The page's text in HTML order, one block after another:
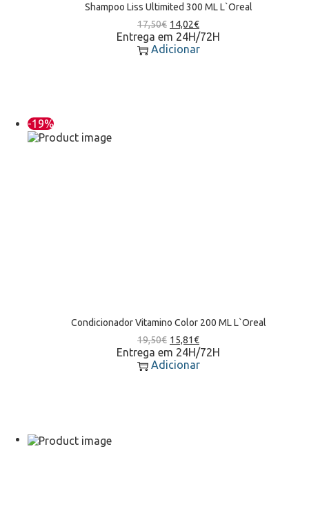
Shampoo Liss Ultimited 300 ML L`Oreal
17,50€ 14,02€
Entrega em 24H/72H
Adicionar
-19%
Condicionador Vitamino Color 200 ML L`Oreal
19,50€ 15,81€
Entrega em 24H/72H
Adicionar